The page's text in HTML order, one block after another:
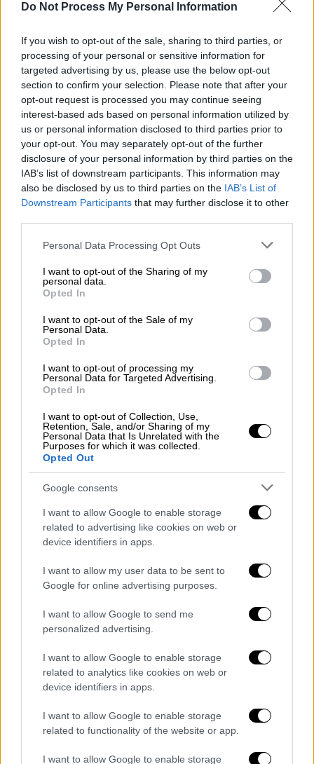
Do Not Process My Personal Information
If you wish to opt-out of the sale, sharing to third parties, or
processing of your personal or sensitive information for
targeted advertising by us, please use the below opt-out
section to confirm your selection. Please note that after your
opt-out request is processed you may continue seeing
interest-based ads based on personal information utilized by
us or personal information disclosed to third parties prior to
your opt-out. You may separately opt-out of the further
disclosure of your personal information by third parties on the
IAB’s list of downstream participants. This information may
also be disclosed by us to third parties on the IAB’s List of
Downstream Participants that may further disclose it to other
Please note that this website/app uses one or more Google
not limited to your visit or usage behaviour. You may click to
grant or deny consent to Google and its third-party tags to
use your data for below specified purposes in below Google
consent section.
Personal Data Processing Opt Outs
I want to opt-out of the Sharing of my
personal data.
Opted In
I want to opt-out of the Sale of my
Personal Data.
Opted In
I want to opt-out of processing my
Personal Data for Targeted Advertising.
Opted In
I want to opt-out of Collection, Use,
Retention, Sale, and/or Sharing of my
Personal Data that Is Unrelated with the
Purposes for which it was collected.
Opted Out
Google consents
I want to allow Google to enable storage
related to advertising like cookies on web or
device identifiers in apps.
I want to allow my user data to be sent to
Google for online advertising purposes.
I want to allow Google to send me
personalized advertising.
I want to allow Google to enable storage
related to analytics like cookies on web or
device identifiers in apps.
I want to allow Google to enable storage
related to functionality of the website or app.
I want to allow Google to enable storage
Ynetnews πως δέχθηκαν επίθεσηαπό ομάδα
30-40 ατόμων.
ΔΙΑΒΑΣΤΕ ΕΠΙΣΗΣ
Ελλάδα|23.07.2025 15:34
Σέρρες: Μάχη να κρατηθεί στη ζωή
δίνει 17χρονος μετά από τροχαίο
έτρεχαν προς το μέρος μας», δήλωσε ο
καταγγέλλων, ισχυριζόμενος πως κρύφτηκαν
πίσω από οχήματα και θάμνους για να
νεαρούς, γράφουν τα ισραηλινά ΜΜΕ,
φαίνεται πως δέχθηκε κλωτσιά, ενώ άλλοι
τράπηκαν σε φυγή.
Σουηδοί τουρίστες
αστυνομία
και βοήθησαν τους Ισραηλινούς
να επιστρέψουν στο ξενοδοχείο τους.
Πάντως, η ΕΛΑΣ δίνει άλλη εκδοχή
Η Ελληνική Αστυνομία, μετά από σχετικές
αναφορές ισραηλινών ΜΜΕ και έρευνα που
διεξήγαγε στη Ρόδο, έδωσε πάντως μια
διαφορετική εικόνα:
Το περιστατικό σημειώθηκε γύρω στις 04:30
τα ξημερώματα της Τρίτης 23 Ιουλίου στην
οδό Ορφανίδου, κεντρική περιοχή με έντονη
νυχτερινή ζωή. Σύμφωνα με την ΕΛ.ΑΣ.,
ηλικίας 18-19 ετών φώναζε συνθήματα υπέρ
του Ισραήλ, προκαλώντας έντονη αντίδραση
οποίοι ανταπάντησαν με συνθήματα υπέρ της
Παλαιστίνης, αποκαλώντας τους πρώτους
«δολοφόνους».